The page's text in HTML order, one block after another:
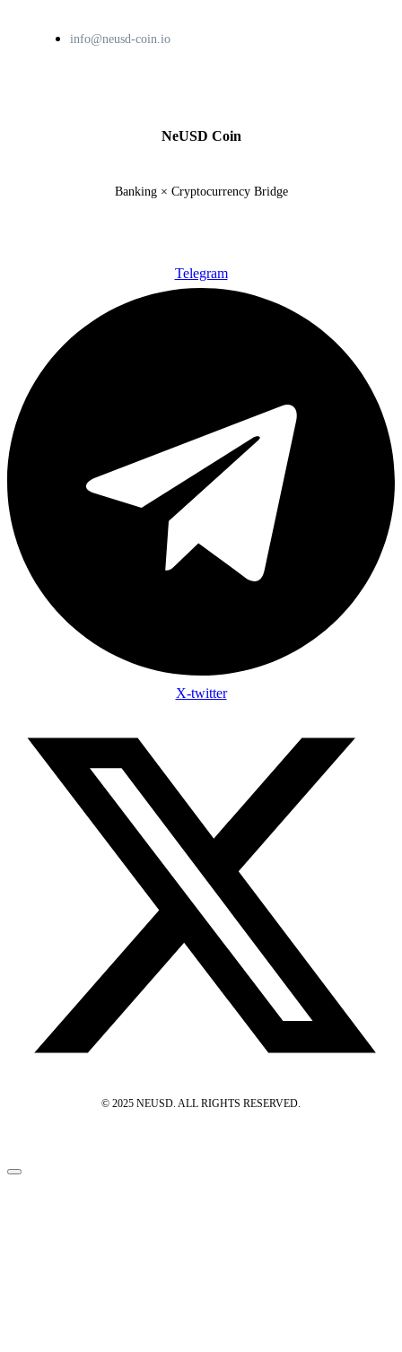
info@neusd-coin.io
NeUSD Coin
Banking × Cryptocurrency Bridge
Telegram
X-twitter
© 2025 NEUSD. ALL RIGHTS RESERVED.